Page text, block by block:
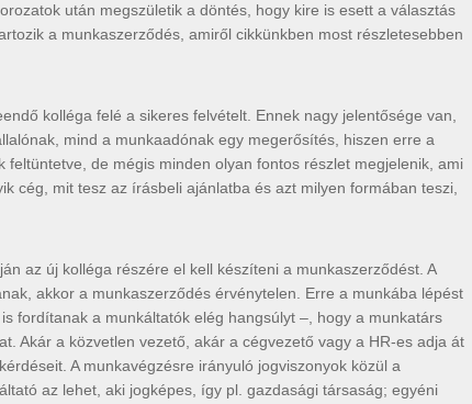
után megszületik a döntés, hogy kire is esett a választás
a munkaszerződés, amiről cikkünkben most részletesebben
kolléga felé a sikeres felvételt. Ennek nagy jelentősége van,
mind a munkaadónak egy megerősítés, hiszen erre a
de mégis minden olyan fontos részlet megjelenik, ami
cég, mit tesz az írásbeli ajánlatba és azt milyen formában teszi,
az új kolléga részére el kell készíteni a munkaszerződést. A
akkor a munkaszerződés érvénytelen. Erre a munkába lépést
fordítanak a munkáltatók elég hangsúlyt –, hogy a munkatárs
Akár a közvetlen vezető, akár a cégvezető vagy a HR-es adja át
A munkavégzésre irányuló jogviszonyok közül a
az lehet, aki jogképes, így pl. gazdasági társaság; egyéni